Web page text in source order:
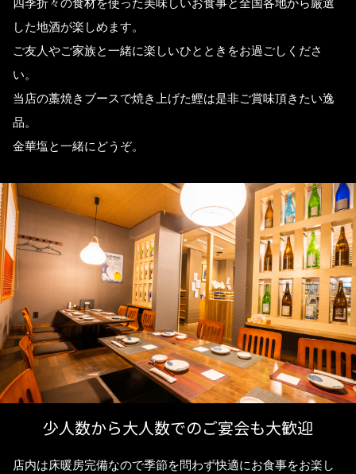
した地酒が楽しめます。
ご友人やご家族と一緒に楽しいひとときをお過ごしくださ
い。
当店の藁焼きブースで焼き上げた鰹は是非ご賞味頂きたい逸
品。
金華塩と一緒にどうぞ。
少人数から大人数でのご宴会も大歓迎
店内は床暖房完備なので季節を問わず快適にお食事をお楽し